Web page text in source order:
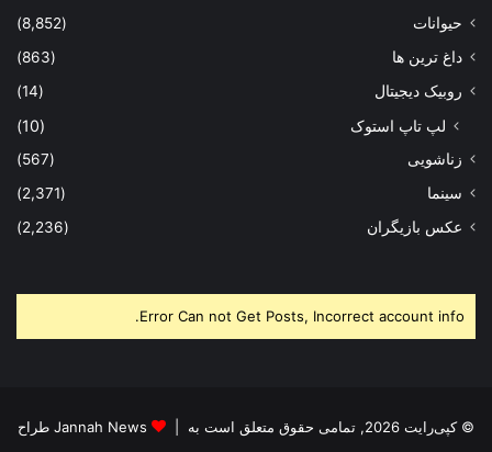
حیوانات
(8,852)
داغ ترین ها
(863)
روبیک دیجیتال
(14)
لپ تاپ استوک (10)
زناشویی
(567)
سینما
(2,371)
عکس بازیگران
(2,236)
Error Can not Get Posts, Incorrect account info.
© کپی‌رایت 2026, تمامی حقوق متعلق است به |
Jannah News طراح